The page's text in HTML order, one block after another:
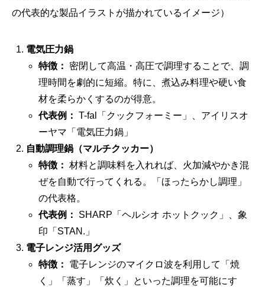
の代表的な製品イラストが描かれているイメージ）
電気圧力鍋
特徴：
密閉して高温・高圧で調理することで、調
理時間を劇的に短縮。特に、煮込み料理や硬い食
材を柔らかくするのが得意。
代表例： T-fal「クックフォーミー」、アイリスオ
ーヤマ「電気圧力鍋」
自動調理鍋（マルチクッカー）
特徴： 材料と調味料を入れれば、火加減やかき混
ぜを自動で行ってくれる。「ほったらかし調理」
の代表格。
代表例：
SHARP「ヘルシオ ホットクック」、象
印「STAN.」
電子レンジ活用グッズ
特徴：
電子レンジのマイクロ波を利用して「焼
く」「蒸す」「炊く」といった調理を可能にす